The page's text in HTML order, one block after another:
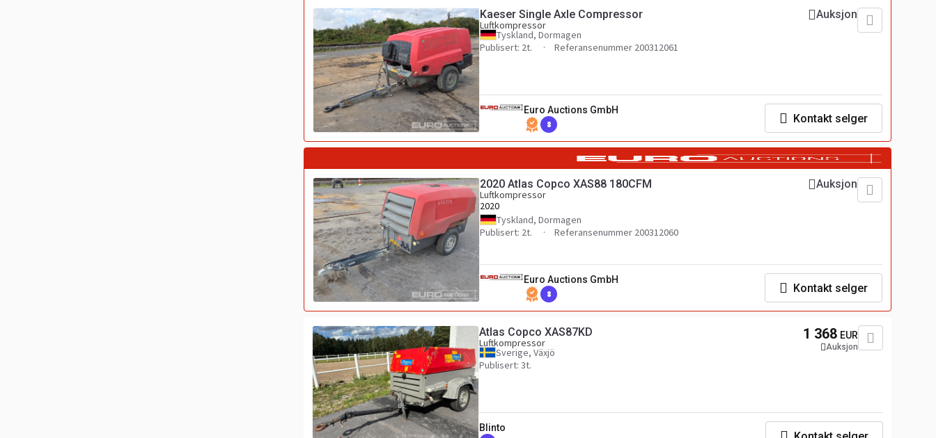
Kaeser Single Axle Compressor
Luftkompressor
Tyskland, Dormagen
Publisert: 2t.
Referansenummer 200312061
Auksjon
Euro Auctions GmbH
8 Kontakt selger
2020 Atlas Copco XAS88 180CFM
Luftkompressor
2020
Tyskland, Dormagen
Publisert: 2t.
Referansenummer 200312060
Auksjon
Euro Auctions GmbH
8 Kontakt selger
Atlas Copco XAS87KD
Luftkompressor
Sverige, Växjö
Publisert: 3t.
1 368 EUR
Auksjon
Blinto